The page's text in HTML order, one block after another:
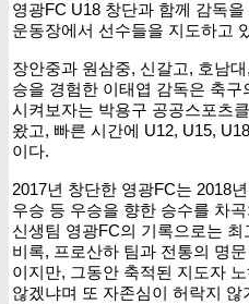
영광FC U18 창단과 함께 감독
운동장에서 선수들을 지도하고
장안중과 원삼중, 신갈고, 호남
승을 경험한 이태엽 감독은 축
시켜보자는 박용구 공공스포츠
왔고, 빠른 시간에 U12, U15,
이다.
2017년 창단한 영광FC는 2018
우승 등 우승을 향한 승수를 차
신생팀 영광FC의 기록으로는
비록, 프로산하 팀과 전통의 명
이지만, 그동안 축적된 지도자
않겠냐며 또 자존심이 허락지